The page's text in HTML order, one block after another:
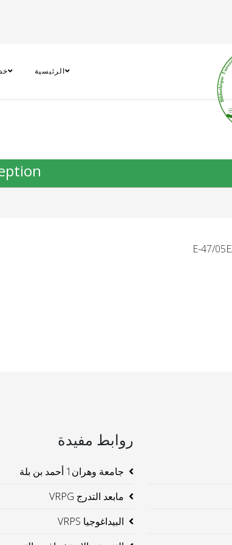
الرئيسية
روابط مفيدة
جامعة وهران1 أحمد بن بلة
مابعد التدرج VRPG
البيداغوجيا VRPS